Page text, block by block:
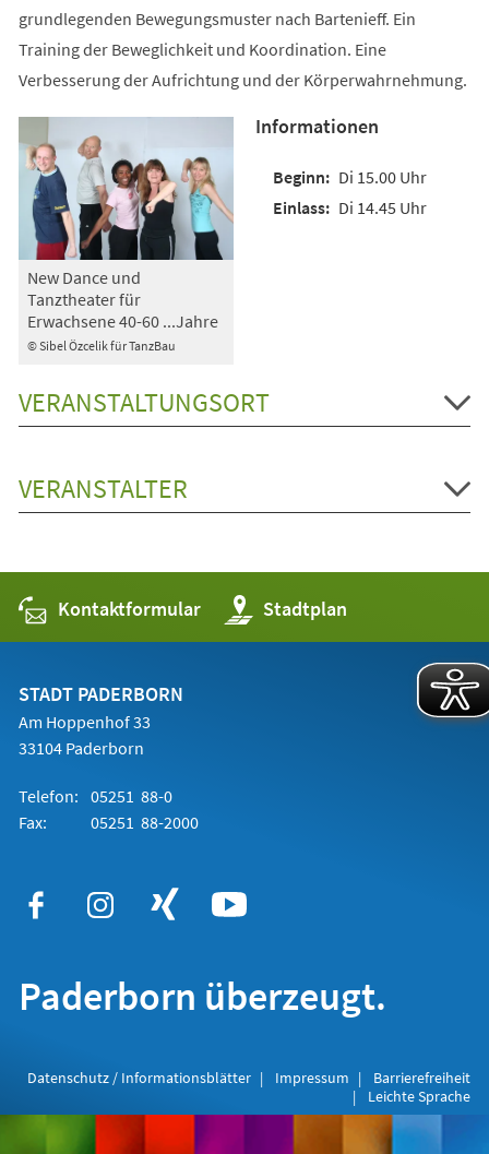
grundlegenden Bewegungsmuster nach Bartenieff. Ein
Training der Beweglichkeit und Koordination. Eine
Verbesserung der Aufrichtung und der Körperwahrnehmung.
© Sibel Özcelik für TanzBau
New Dance und
Tanztheater für
Erwachsene 40-60 ...Jahre
Informationen
Di 15.00 Uhr
Di 14.45 Uhr
VERANSTALTUNGSORT
VERANSTALTER
Kontaktformular Stadtplan
(Öffnet
in
einem
STADT PADERBORN
Am Hoppenhof 33
33104 Paderborn
Telefon: 05251 88-0
Fax:
05251 88-2000
Paderborn überzeugt.
Datenschutz / Informationsblätter Impressum
Barrierefreiheit
Leichte Sprache